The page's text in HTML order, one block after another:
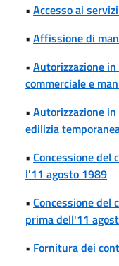
• Accesso ai
• Affissione di
• Autorizzazione
commerciale e
• Autorizzazione
edilizia
• Concessione
l'11 agosto 1989
• Concessione
prima dell'11
• Fornitura dei